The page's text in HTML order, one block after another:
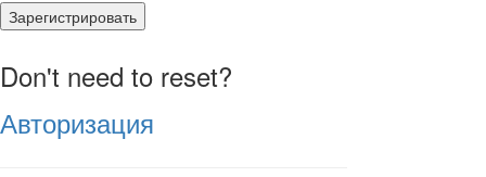
Зарегистрировать
Don't need to reset?
Авторизация